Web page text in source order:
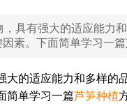
具有强大的适应能力
素。下面简单学习一篇
大的适应能力和多样的
简单学习一篇芦笋种植